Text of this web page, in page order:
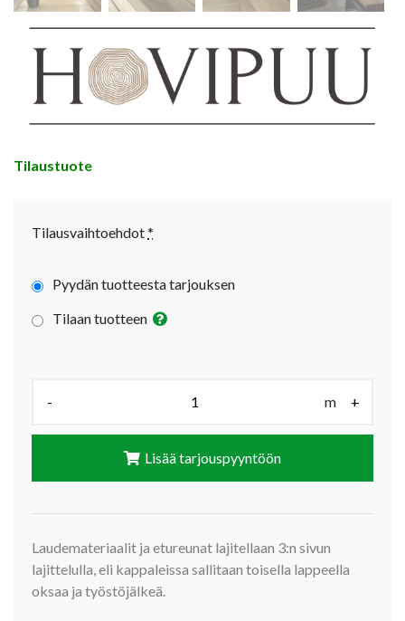
Tilaustuote
Tilausvaihtoehdot*
Pyydän tuotteesta tarjouksen
Tilaan tuotteen
- m +
Lisää tarjouspyyntöön
Laudemateriaalit ja etureunat lajitellaan 3:n sivun
lajittelulla, eli kappaleissa sallitaan toisella lappeella
oksaa ja työstöjälkeä.